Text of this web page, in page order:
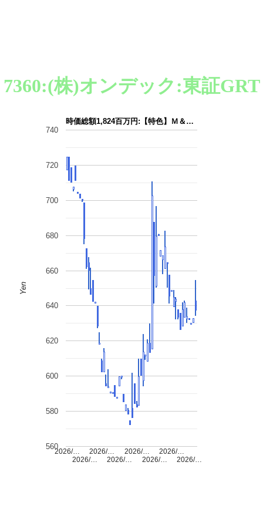
7360:(株)オンデック:東証GRT
時価総額1,824百万円:【特色】Ｍ＆…
2026/…
2026/…
2026/…
2026/…
2026/…
2026/…
2026/…
2026/…
560
580
600
620
640
660
680
700
720
740
Yen